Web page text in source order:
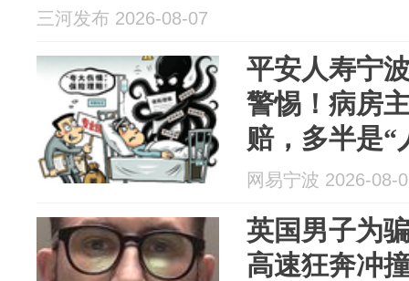
三河发布 2026-08-07
平安人寿宁
警惕！病房
赔，多半是“
网易宁波 2026-08-
英国男子为
高速狂奔冲